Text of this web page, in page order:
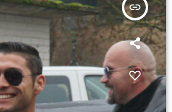
insert_link